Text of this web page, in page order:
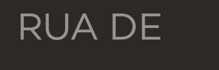
RUA DE